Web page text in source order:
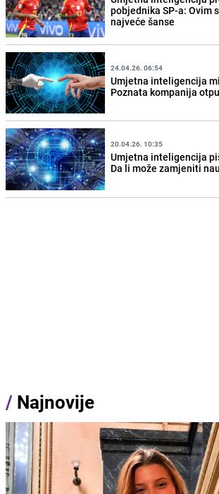
pobjednika SP-a: Ovim
najveće šanse
24.04.26. 06:54
Umjetna inteligencija
Poznata kompanija
20.04.26. 10:35
Umjetna inteligencija
Da li može zamjeniti
/ Najnovije